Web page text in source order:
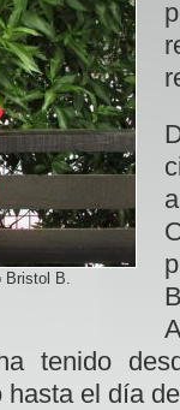
Bristol B.
tenido
el día